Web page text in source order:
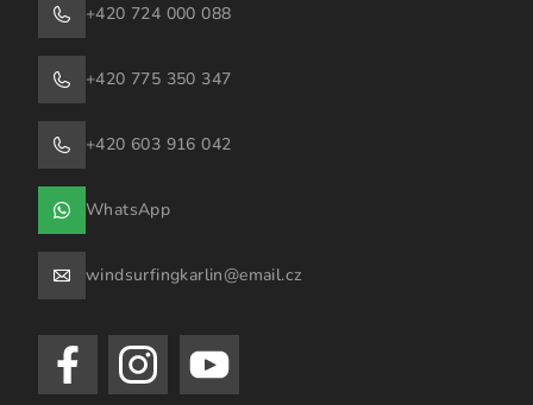
+420 724 000 088
+420 775 350 347
+420 603 916 042
WhatsApp
windsurfingkarlin@email.cz